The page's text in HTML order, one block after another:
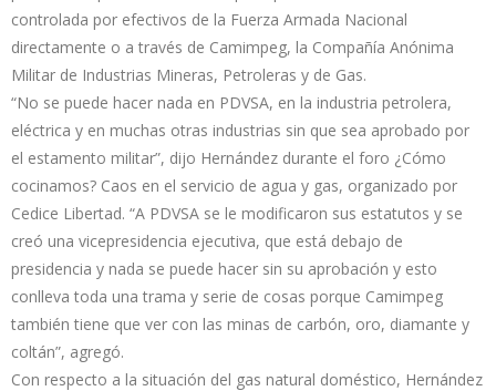
controlada por efectivos de la Fuerza Armada Nacional
directamente o a través de Camimpeg, la Compañía Anónima
Militar de Industrias Mineras, Petroleras y de Gas.
“No se puede hacer nada en PDVSA, en la industria petrolera,
eléctrica y en muchas otras industrias sin que sea aprobado por
el estamento militar”, dijo Hernández durante el foro ¿Cómo
cocinamos? Caos en el servicio de agua y gas, organizado por
Cedice Libertad. “A PDVSA se le modificaron sus estatutos y se
creó una vicepresidencia ejecutiva, que está debajo de
presidencia y nada se puede hacer sin su aprobación y esto
conlleva toda una trama y serie de cosas porque Camimpeg
también tiene que ver con las minas de carbón, oro, diamante y
coltán”, agregó.
Con respecto a la situación del gas natural doméstico, Hernández